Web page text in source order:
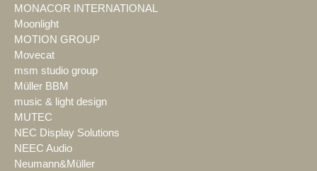
MONACOR INTERNATIONAL
Moonlight
MOTION GROUP
Movecat
msm studio group
Müller BBM
music & light design
MUTEC
NEC Display Solutions
NEEC Audio
Neumann&Müller